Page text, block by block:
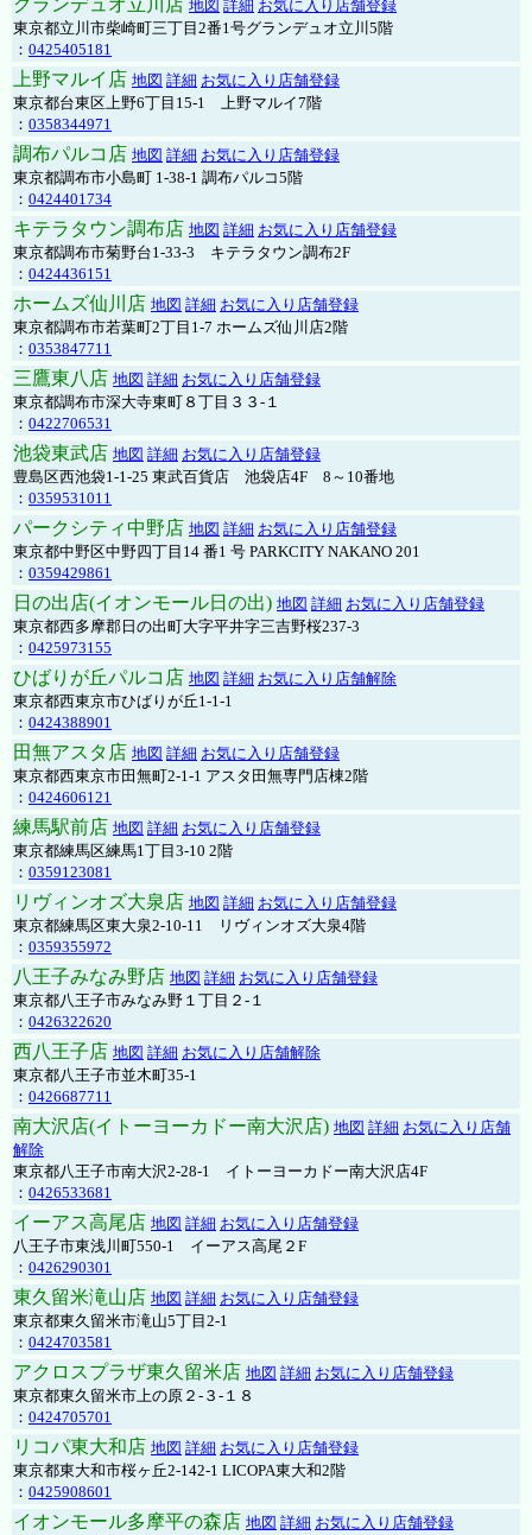
グランデュオ立川店 地図 詳細 お気に入り店舗登録
東京都立川市柴崎町三丁目2番1号グランデュオ立川5階
： 0425405181
上野マルイ店 地図 詳細 お気に入り店舗登録
東京都台東区上野6丁目15-1 上野マルイ7階
： 0358344971
調布パルコ店 地図 詳細 お気に入り店舗登録
東京都調布市小島町 1-38-1 調布パルコ5階
： 0424401734
キテラタウン調布店 地図 詳細 お気に入り店舗登録
東京都調布市菊野台1-33-3 キテラタウン調布2F
： 0424436151
ホームズ仙川店 地図 詳細 お気に入り店舗登録
東京都調布市若葉町2丁目1-7 ホームズ仙川店2階
： 0353847711
三鷹東八店 地図 詳細 お気に入り店舗登録
東京都調布市深大寺東町８丁目３３-１
： 0422706531
池袋東武店 地図 詳細 お気に入り店舗登録
豊島区西池袋1-1-25 東武百貨店 池袋店4F 8～10番地
： 0359531011
パークシティ中野店 地図 詳細 お気に入り店舗登録
東京都中野区中野四丁目14 番1 号 PARKCITY NAKANO 201
： 0359429861
日の出店(イオンモール日の出) 地図 詳細 お気に入り店舗登録
東京都西多摩郡日の出町大字平井字三吉野桜237-3
： 0425973155
ひばりが丘パルコ店 地図 詳細 お気に入り店舗解除
東京都西東京市ひばりが丘1-1-1
： 0424388901
田無アスタ店 地図 詳細 お気に入り店舗登録
東京都西東京市田無町2-1-1 アスタ田無専門店棟2階
： 0424606121
練馬駅前店 地図 詳細 お気に入り店舗登録
東京都練馬区練馬1丁目3-10 2階
： 0359123081
リヴィンオズ大泉店 地図 詳細 お気に入り店舗登録
東京都練馬区東大泉2-10-11 リヴィンオズ大泉4階
： 0359355972
八王子みなみ野店 地図 詳細 お気に入り店舗登録
東京都八王子市みなみ野１丁目２-１
： 0426322620
西八王子店 地図 詳細 お気に入り店舗解除
東京都八王子市並木町35-1
： 0426687711
南大沢店(イトーヨーカドー南大沢店) 地図 詳細 お気に入り店舗
解除
東京都八王子市南大沢2-28-1 イトーヨーカドー南大沢店4F
： 0426533681
イーアス高尾店 地図 詳細 お気に入り店舗登録
八王子市東浅川町550-1 イーアス高尾２F
： 0426290301
東久留米滝山店 地図 詳細 お気に入り店舗登録
東京都東久留米市滝山5丁目2-1
： 0424703581
アクロスプラザ東久留米店 地図 詳細 お気に入り店舗登録
東京都東久留米市上の原２-３-１８
： 0424705701
リコパ東大和店 地図 詳細 お気に入り店舗登録
東京都東大和市桜ヶ丘2-142-1 LICOPA東大和2階
： 0425908601
イオンモール多摩平の森店 地図 詳細 お気に入り店舗登録